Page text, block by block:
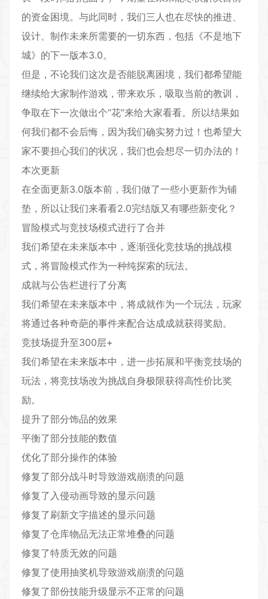
的资金困境。与此同时，我们三人也在尽快的推进、
设计、制作未来所需要的一切东西，包括《不是地下
城》的下一版本3.0。
但是，不论我们这次是否能脱离困境，我们都希望能
继续给大家制作游戏，带来欢乐，吸取当前的教训，
争取在下一次做出个“花”来给大家看看。所以结果如
何我们都不会后悔，因为我们确实努力过！也希望大
家不要担心我们的状况，我们也会想尽一切办法的！
本次更新
在全面更新3.0版本前，我们做了一些小更新作为铺
垫，所以让我们来看看2.0完结版又有哪些新变化？
冒险模式与竞技场模式进行了合并
我们希望在未来版本中，逐渐强化竞技场的挑战模
式，将冒险模式作为一种纯探索的玩法。
成就与公告栏进行了分离
我们希望在未来版本中，将成就作为一个玩法，玩家
将通过各种奇葩的事件来配合达成成就获得奖励。
竞技场提升至300层+
我们希望在未来版本中，进一步拓展和平衡竞技场的
玩法，将竞技场改为挑战自身极限获得高性价比奖
励。
提升了部分饰品的效果
平衡了部分技能的数值
优化了部分操作的体验
修复了部分战斗时导致游戏崩溃的问题
修复了入侵动画导致的显示问题
修复了刷新文字描述的显示问题
修复了仓库物品无法正常堆叠的问题
修复了特质无效的问题
修复了使用抽奖机导致游戏崩溃的问题
修复了部份技能升级显示不正常的问题